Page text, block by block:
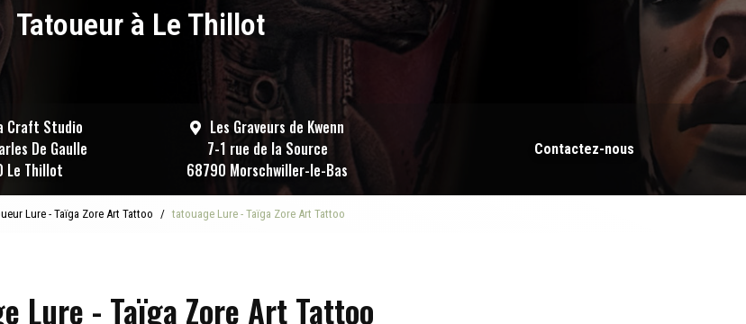
Tatoueur à Le Thillot
Craft Studio
De Gaulle
Le Thillot
Les Graveurs de Kwenn
7-1 rue de la Source
68790 Morschwiller-le-Bas
Contactez-nous
Lure - Taïga Zore Art Tattoo tatouage Lure - Taïga Zore Art Tattoo
Lure - Taïga Zore Art Tattoo